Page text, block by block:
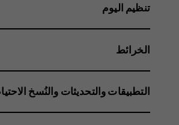
تنظيم اليوم
الخرائط
التطبيقات والتحديثات والنُسخ